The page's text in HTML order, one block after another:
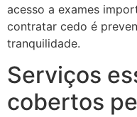
acesso a exames
contratar cedo é
tranquilidade.
Serviços
cobertos